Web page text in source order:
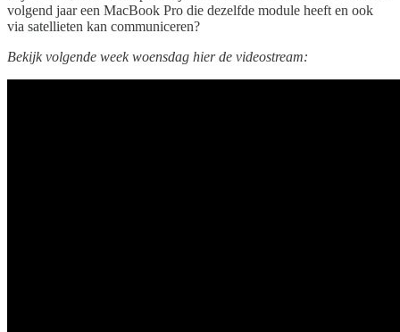
volgend jaar een MacBook Pro die dezelfde module heeft en ook
via satellieten kan communiceren?
Bekijk volgende week woensdag hier de videostream: